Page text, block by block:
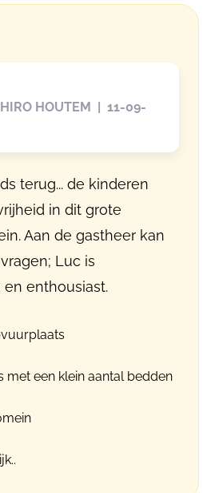
HOUTEM | 11-09-
terug... de kinderen
in dit grote
Aan de gastheer kan
Luc is
enthousiast.
met een klein aantal bedden